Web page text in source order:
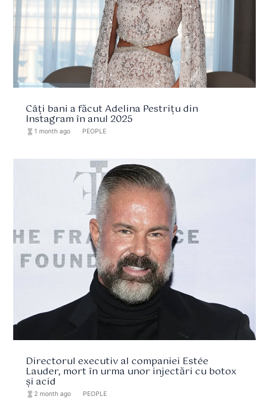
Câți bani a făcut Adelina Pestrițu din
Instagram în anul 2025
hourglass_full 1 month ago PEOPLE
Directorul executiv al companiei Estée
Lauder, mort în urma unor injectări cu botox
și acid
hourglass_full 2 month ago PEOPLE